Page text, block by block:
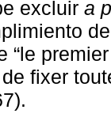
excluir a
“le
fixer